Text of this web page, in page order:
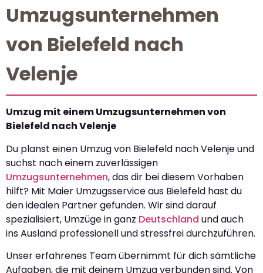
Umzugsunternehmen
von Bielefeld nach
Velenje
Umzug mit einem Umzugsunternehmen von
Bielefeld nach Velenje
Du planst einen Umzug von Bielefeld nach Velenje und
suchst nach einem zuverlässigen
Umzugsunternehmen, das dir bei diesem Vorhaben
hilft? Mit Maier Umzugsservice aus Bielefeld hast du
den idealen Partner gefunden. Wir sind darauf
spezialisiert, Umzüge in ganz Deutschland und auch
ins Ausland professionell und stressfrei durchzuführen.
Unser erfahrenes Team übernimmt für dich sämtliche
Aufgaben, die mit deinem Umzug verbunden sind. Von